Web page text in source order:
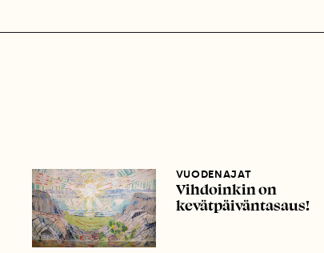
VUODENAJAT
Vihdoinkin on
kevätpäiväntasaus!